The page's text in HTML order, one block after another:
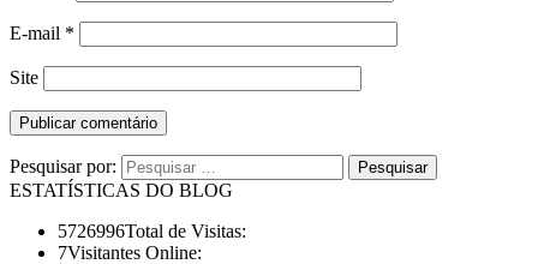
E-mail *
Site
Pesquisar por:
ESTATÍSTICAS DO BLOG
5726996Total de Visitas:
7Visitantes Online: